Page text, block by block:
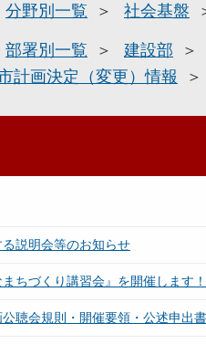
分野別一覧 社会基盤
部署別一覧 建設部
計画決定（変更）情報
説明会等のお知らせ
まちづくり講習会』を開催します！
聴会規則・開催要領・公述申出書